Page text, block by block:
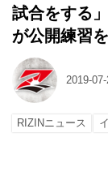
試合をする
が公開練習
2019-
RIZINニュース